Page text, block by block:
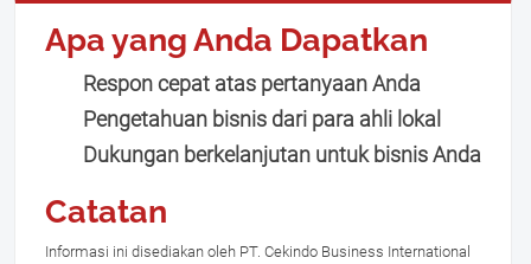
Apa yang Anda Dapatkan
Respon cepat atas pertanyaan Anda
Pengetahuan bisnis dari para ahli lokal
Dukungan berkelanjutan untuk bisnis Anda
Catatan
Informasi ini disediakan oleh PT. Cekindo Business International